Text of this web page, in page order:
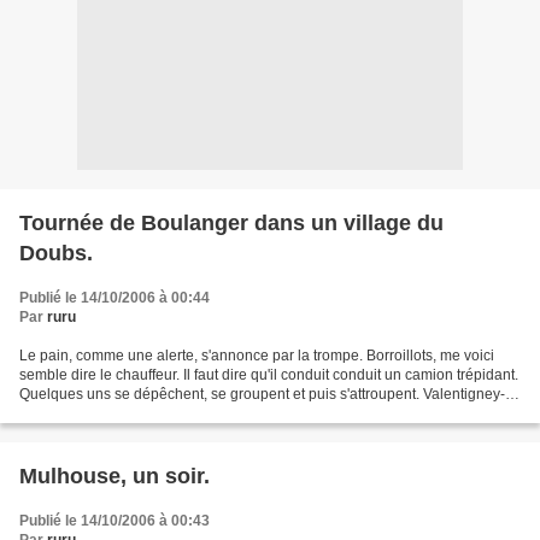
Tournée de Boulanger dans un village du
Doubs.
Publié le 14/10/2006 à 00:44
Par ruru
Le pain, comme une alerte, s'annonce par la trompe. Borroillots, me voici
semble dire le chauffeur. Il faut dire qu'il conduit conduit un camion trépidant.
Quelques uns se dépêchent, se groupent et puis s'attroupent. Valentigney-
Mulhouse, un soir.
Publié le 14/10/2006 à 00:43